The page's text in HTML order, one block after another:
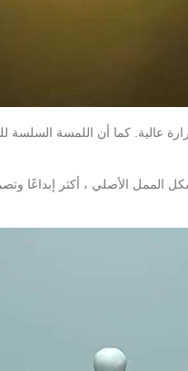
عالية. كما أن اللمسة السلسة
الممل الأصلي ، أكثر